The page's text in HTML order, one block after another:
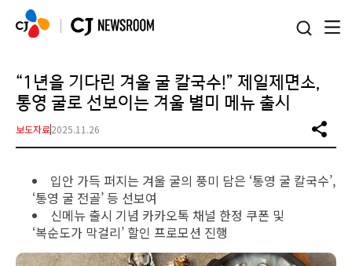
“1년을 기다린 겨울 굴 칼국수!” 제일제면소,
통영 굴로 선보이는 겨울 별미 메뉴 출시
보도자료2025.11.26
입안 가득 퍼지는 겨울 굴의 풍미 담은 ‘통영 굴 칼국수’,
‘통영 굴 전골’ 등 선보여
신메뉴 출시 기념 카카오톡 채널 한정 쿠폰 및
‘복순도가 막걸리’ 할인 프로모션 진행